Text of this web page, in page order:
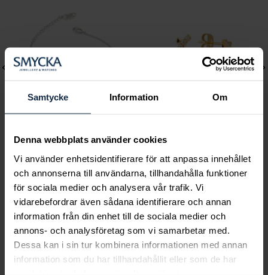
Samtycke Information Om
Denna webbplats använder cookies
Vi använder enhetsidentifierare för att anpassa innehållet
och annonserna till användarna, tillhandahålla funktioner
för sociala medier och analysera vår trafik. Vi
vidarebefordrar även sådana identifierare och annan
information från din enhet till de sociala medier och
annons- och analysföretag som vi samarbetar med.
Dessa kan i sin tur kombinera informationen med annan
information som du har tillhandahållit eller som de har
Ivory
Pris:349 kr
349 kr
Ines Earring
Pris
499 kr
499 kr
Smycka tar ansvar för ett hållbart